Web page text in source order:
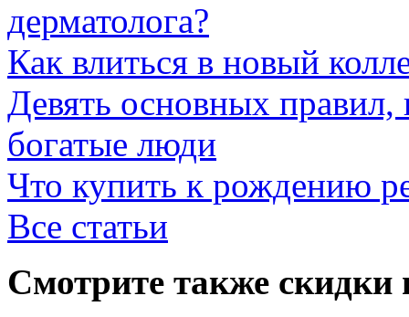
дерматолога?
Как влиться в новый
Девять основных
богатые люди
Что купить к рождению
Все статьи
Смотрите также скидки